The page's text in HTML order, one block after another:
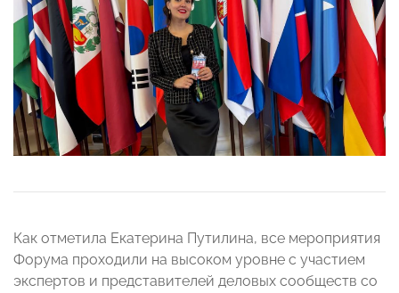
Как отметила Екатерина Путилина, все мероприятия
Форума проходили на высоком уровне с участием
экспертов и представителей деловых сообществ со